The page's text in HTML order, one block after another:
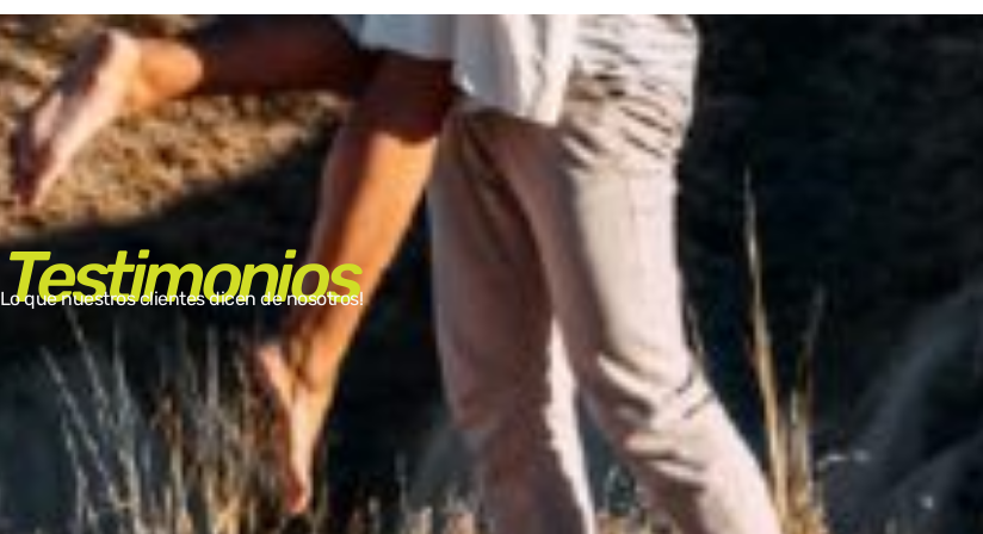
Testimonios
Lo que nuestros clientes dicen de nosotros!